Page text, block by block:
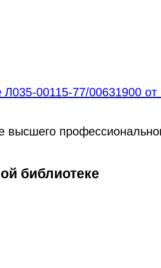
00115-77/00631900
высшего
библиотеке